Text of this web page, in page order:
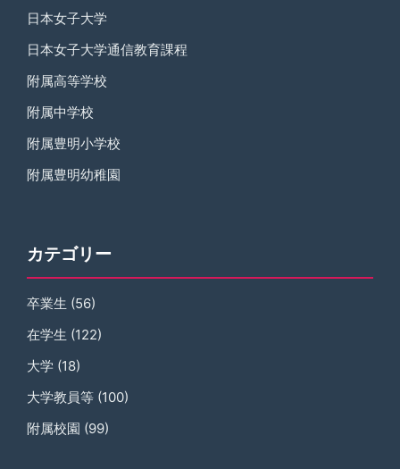
日本女子大学
日本女子大学通信教育課程
附属高等学校
附属中学校
附属豊明小学校
附属豊明幼稚園
カテゴリー
卒業生 (56)
在学生 (122)
大学 (18)
大学教員等 (100)
附属校園 (99)